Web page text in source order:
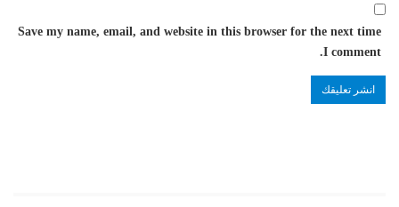
Save my name, email, and website in this browser for the next time
I comment.